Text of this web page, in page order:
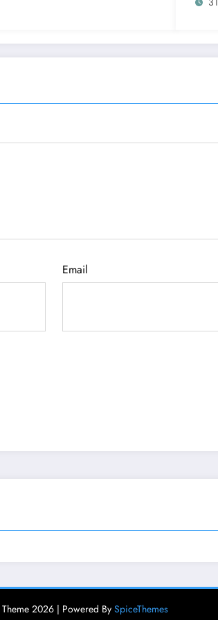
Email
Theme 2026 | Powered By SpiceThemes